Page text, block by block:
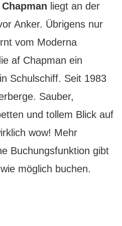
liegt an der
Anker. Übrigens nur
vom Moderna
af Chapman ein
Schulschiff. Seit 1983
Sauber,
und tollem Blick auf
wow! Mehr
Buchungsfunktion gibt
möglich buchen.